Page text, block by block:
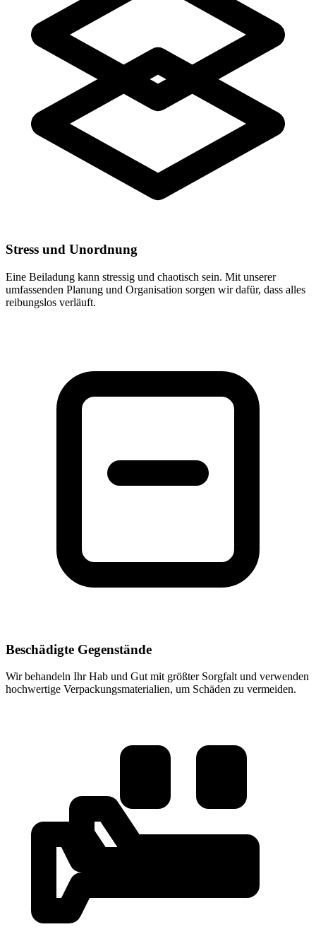
Stress und Unordnung
Eine Beiladung kann stressig und chaotisch sein. Mit unserer
umfassenden Planung und Organisation sorgen wir dafür, dass alles
reibungslos verläuft.
Beschädigte Gegenstände
Wir behandeln Ihr Hab und Gut mit größter Sorgfalt und verwenden
hochwertige Verpackungsmaterialien, um Schäden zu vermeiden.